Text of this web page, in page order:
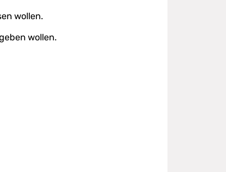
wollen.
wollen.